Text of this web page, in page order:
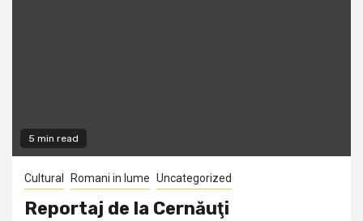
5 min read
Cultural Romani in lume Uncategorized
Reportaj de la Cernăuţi